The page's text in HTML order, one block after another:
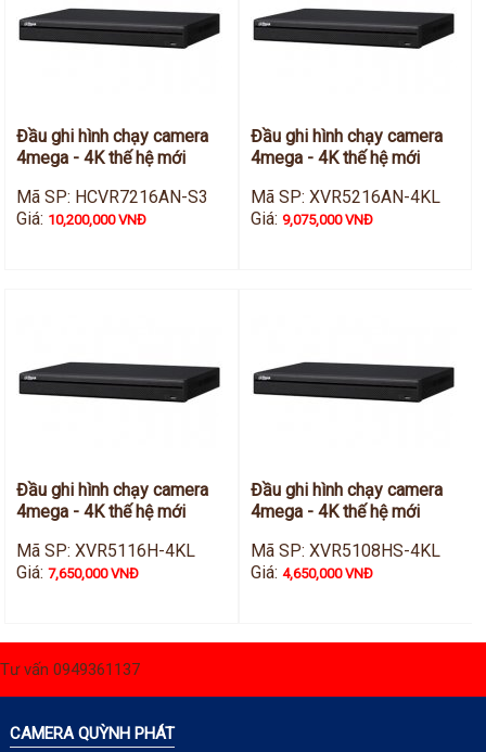
Đầu ghi hình chạy camera
4mega - 4K thế hệ mới
Mã SP: HCVR7216AN-S3
Giá: 10,200,000 VNĐ
Đầu ghi hình chạy camera
4mega - 4K thế hệ mới
Mã SP: XVR5216AN-4KL
Giá: 9,075,000 VNĐ
Đầu ghi hình chạy camera
4mega - 4K thế hệ mới
Mã SP: XVR5116H-4KL
Giá:7,650,000 VNĐ
Đầu ghi hình chạy camera
4mega - 4K thế hệ mới
Mã SP: XVR5108HS-4KL
Giá: 4,650,000 VNĐ
Tư vấn 0949361137
CAMERA QUỲNH PHÁT